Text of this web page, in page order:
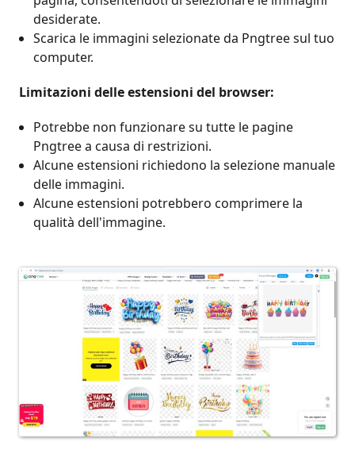
desiderate.
Scarica le immagini selezionate da Pngtree sul tuo
computer.
Limitazioni delle estensioni del browser:
Potrebbe non funzionare su tutte le pagine
Pngtree a causa di restrizioni.
Alcune estensioni richiedono la selezione manuale
delle immagini.
Alcune estensioni potrebbero comprimere la
qualità dell'immagine.